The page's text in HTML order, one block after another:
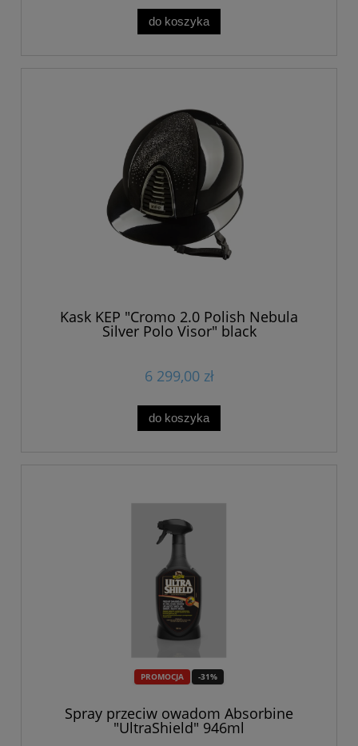
do koszyka
Kask KEP "Cromo 2.0 Polish Nebula
Silver Polo Visor" black
6 299,00 zł
do koszyka
PROMOCJA -31%
Spray przeciw owadom Absorbine
"UltraShield" 946ml